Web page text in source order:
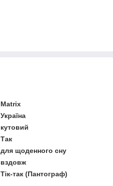
Matrix
Україна
кутовий
Так
для щоденного сну
вздовж
Тік-так (Пантограф)